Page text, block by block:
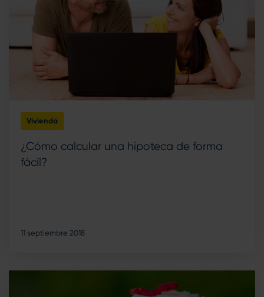
Vivienda
¿Cómo calcular una hipoteca de forma
fácil?
11 septiembre 2018